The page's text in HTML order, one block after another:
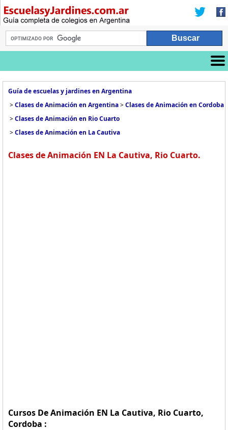
Guía de escuelas y jardines en Argentina
>Clases de Animación en Argentina>Clases de Animación en Cordoba
>Clases de Animación en Rio Cuarto
>Clases de Animación en La Cautiva
Clases de Animación EN La Cautiva, Rio Cuarto.
Cursos De Animación EN La Cautiva, Rio Cuarto,
Cordoba :